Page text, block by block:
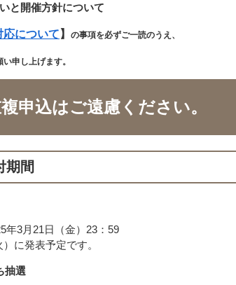
と開催方針について
応について 】 の事項を必ずご一読のうえ、
申し上げます。
込はご遠慮ください。
期間
年3月21日（金）23：59
に発表予定です。
抽選